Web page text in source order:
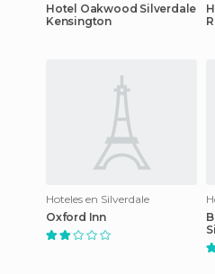
Hotel Oakwood Silverdale
Kensington
Hoteles en Silverdale
Oxford Inn